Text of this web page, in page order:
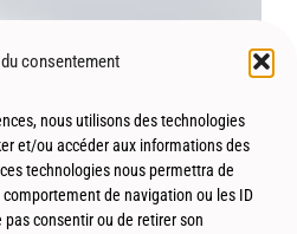
consentement
nous utilisons des technologies
et/ou accéder aux informations des
technologies nous permettra de
de navigation ou les ID
consentir ou de retirer son
S01 – Rue
Palissy